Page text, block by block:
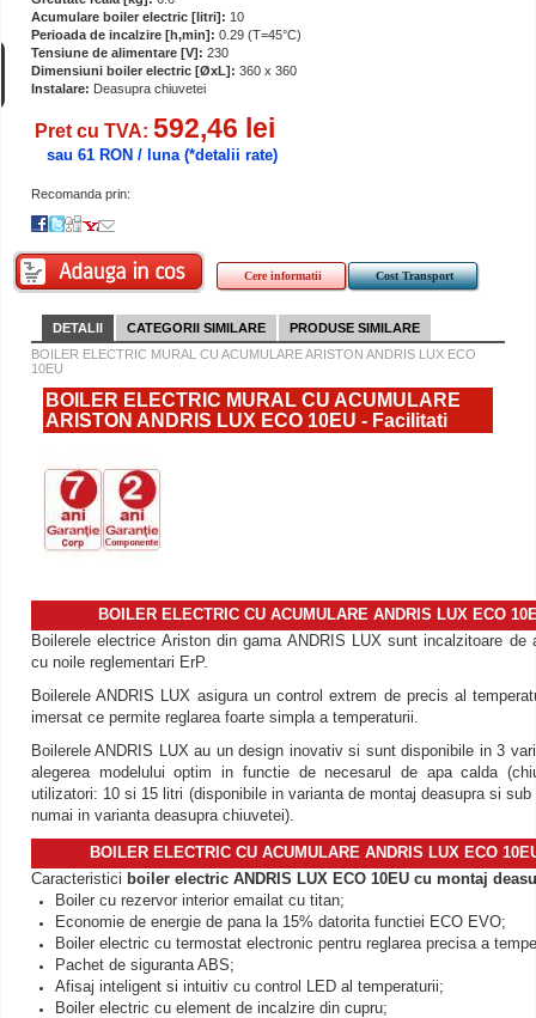
Acumulare boiler electric [litri]: 10
Perioada de incalzire [h,min]: 0.29 (T=45°C)
Tensiune de alimentare [V]: 230
Dimensiuni boiler electric [ØxL]: 360 x 360
Instalare: Deasupra chiuvetei
Pret cu TVA: 592,46 lei
sau 61 RON / luna (*detalii rate)
Recomanda prin:
Cere informatii Cost Transport
DETALII CATEGORII SIMILARE
PRODUSE SIMILARE
BOILER ELECTRIC MURAL CU ACUMULARE ARISTON ANDRIS LUX ECO
10EU
BOILER ELECTRIC MURAL CU ACUMULARE
ARISTON ANDRIS LUX ECO 10EU - Facilitati
BOILER ELECTRIC CU ACUMULARE ANDRIS LUX ECO
Boilerele electrice Ariston din gama ANDRIS LUX sunt incalzitoare de
cu noile reglementari ErP.
Boilerele ANDRIS LUX asigura un control extrem de precis al
imersat ce permite reglarea foarte simpla a temperaturii.
Boilerele ANDRIS LUX au un design inovativ si sunt disponibile in 3
alegerea modelului optim in functie de necesarul de apa calda
utilizatori: 10 si 15 litri (disponibile in varianta de montaj deasupra si
numai in varianta deasupra chiuvetei).
BOILER ELECTRIC CU ACUMULARE ANDRIS LUX ECO
Caracteristici boiler electric ANDRIS LUX ECO 10EU cu montaj
Boiler cu rezervor interior emailat cu titan;
Economie de energie de pana la 15% datorita functiei ECO EVO;
Boiler electric cu termostat electronic pentru reglarea precisa a
Pachet de siguranta ABS;
Afisaj inteligent si intuitiv cu control LED al temperaturii;
Boiler electric cu element de incalzire din cupru;